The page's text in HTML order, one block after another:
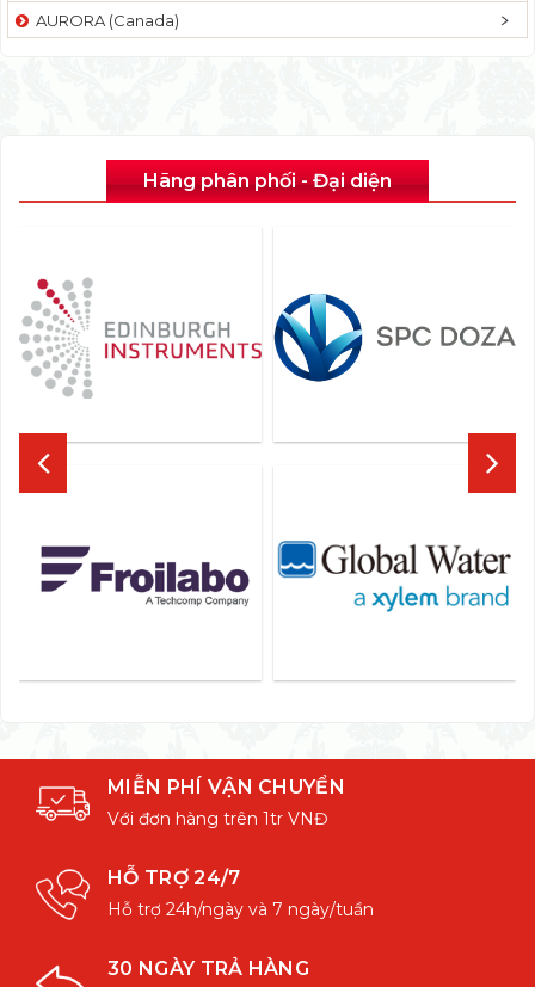
AURORA (Canada)
Hãng phân phối - Đại diện
MIỄN PHÍ VẬN CHUYỂN
Với đơn hàng trên 1tr VNĐ
HỖ TRỢ 24/7
Hỗ trợ 24h/ngày và 7 ngày/tuần
30 NGÀY TRẢ HÀNG